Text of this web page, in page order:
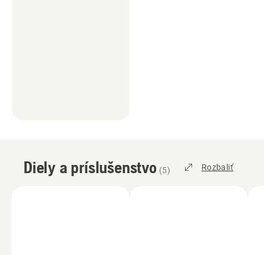
Diely a príslušenstvo (5) Rozbaliť